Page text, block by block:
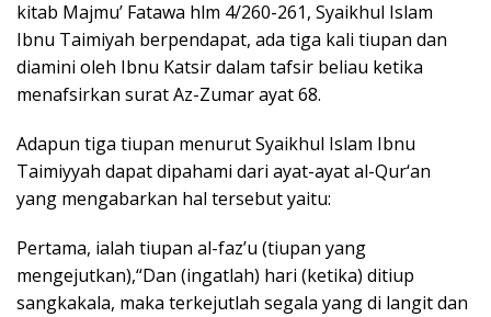
kitab Majmu’ Fatawa hlm 4/260-261, Syaikhul Islam
Ibnu Taimiyah berpendapat, ada tiga kali tiupan dan
diamini oleh Ibnu Katsir dalam tafsir beliau ketika
menafsirkan surat Az-Zumar ayat 68.
Adapun tiga tiupan menurut Syaikhul Islam Ibnu
Taimiyyah dapat dipahami dari ayat-ayat al-Qur‘an
yang mengabarkan hal tersebut yaitu:
Pertama, ialah tiupan al-faz’u (tiupan yang
mengejutkan),“Dan (ingatlah) hari (ketika) ditiup
sangkakala, maka terkejutlah segala yang di langit dan